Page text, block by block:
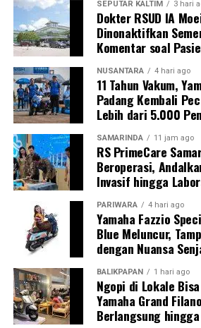
SEPUTAR KALTIM 3 hari
Dokter RSUD IA
Dinonaktifkan
Komentar soal
NUSANTARA 4 hari ago
11 Tahun Vakum,
Padang Kembali
Lebih dari 5.000
SAMARINDA 11 jam ago
RS PrimeCare
Beroperasi,
Invasif hingga
PARIWARA 4 hari ago
Yamaha Fazzio
Blue Meluncur,
dengan Nuansa
BALIKPAPAN 1 hari ago
Ngopi di Lokale
Yamaha Grand
Berlangsung